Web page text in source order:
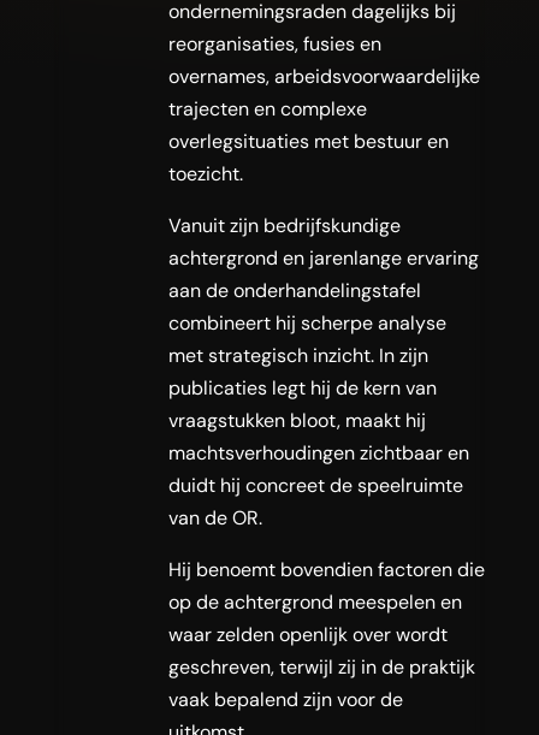
ondernemingsraden dagelijks bij
reorganisaties, fusies en
overnames, arbeidsvoorwaardelijke
trajecten en complexe
overlegsituaties met bestuur en
toezicht.
Vanuit zijn bedrijfskundige
achtergrond en jarenlange ervaring
aan de onderhandelingstafel
combineert hij scherpe analyse
met strategisch inzicht. In zijn
publicaties legt hij de kern van
vraagstukken bloot, maakt hij
machtsverhoudingen zichtbaar en
duidt hij concreet de speelruimte
van de OR.
Hij benoemt bovendien factoren die
op de achtergrond meespelen en
waar zelden openlijk over wordt
geschreven, terwijl zij in de praktijk
vaak bepalend zijn voor de